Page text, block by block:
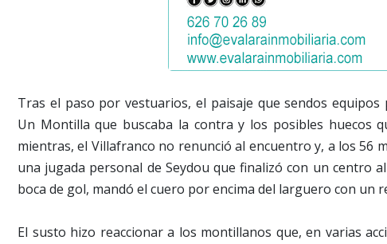
Tras el paso por vestuarios, el paisaje que sendos equipos
Un Montilla que buscaba la contra y los posibles huecos
mientras, el Villafranco no renunció al encuentro y, a los 56
una jugada personal de Seydou que finalizó con un centro
boca de gol, mandó el cuero por encima del larguero con un
El susto hizo reaccionar a los montillanos que, en varias